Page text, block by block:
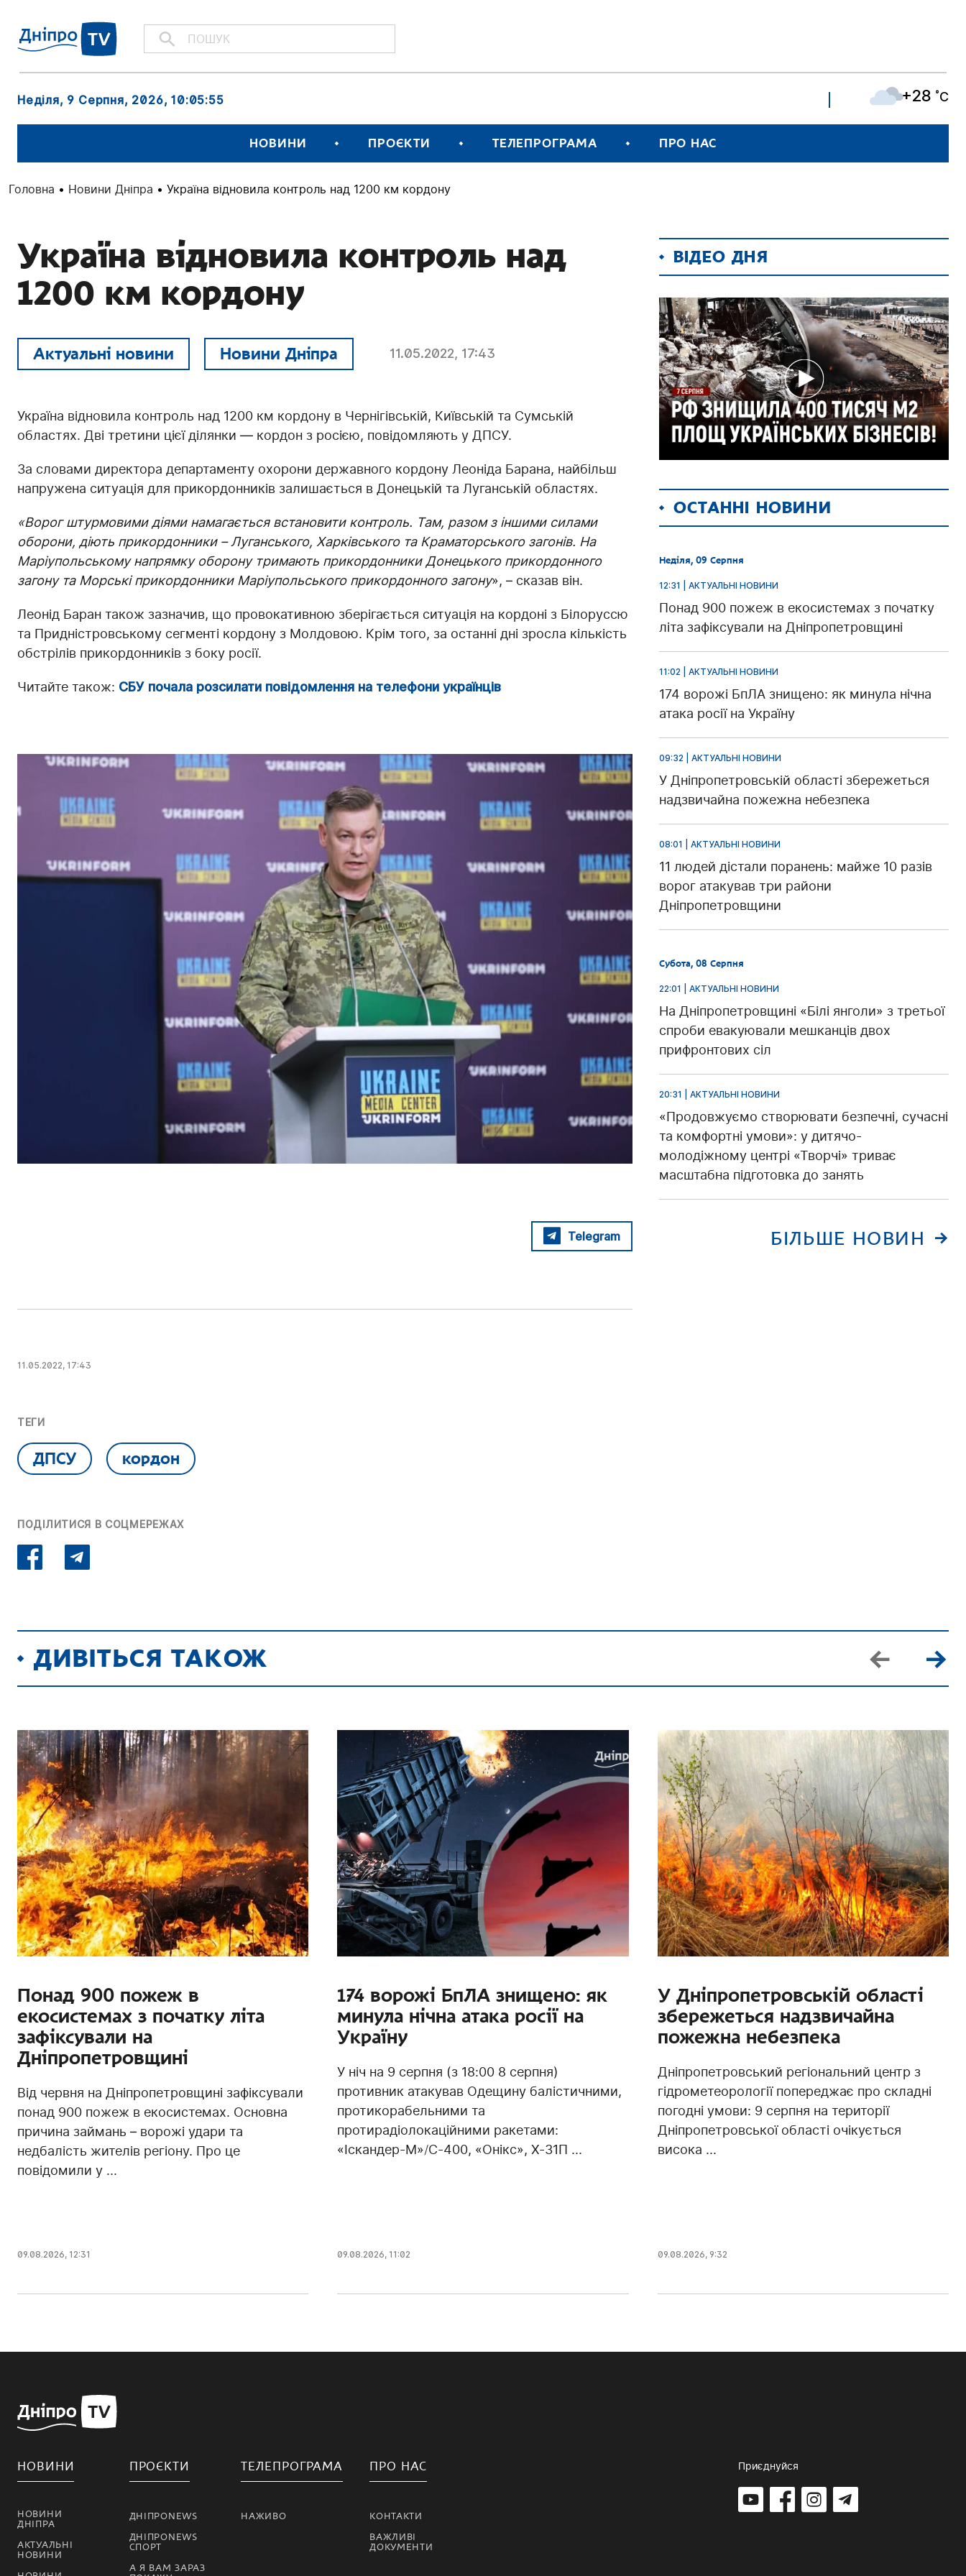
Неділя, 9 Серпня, 2026, 10:05:56 +28 ˚C
НОВИНИ ПРОЄКТИ ТЕЛЕПРОГРАМА ПРО НАС
Головна • Новини Дніпра • Україна відновила контроль над 1200 км кордону
Україна відновила контроль над
1200 км кордону
Актуальні новини Новини Дніпра 11.05.2022, 17:43
Україна відновила контроль над 1200 км кордону в Чернігівській, Київській та Сумській
областях. Дві третини цієї ділянки — кордон з росією, повідомляють у ДПСУ.
За словами директора департаменту охорони державного кордону Леоніда Барана, найбільш
напружена ситуація для прикордонників залишається в Донецькій та Луганській областях.
«Ворог штурмовими діями намагається встановити контроль. Там, разом з іншими силами
оборони, діють прикордонники – Луганського, Харківського та Краматорського загонів. На
Маріупольському напрямку оборону тримають прикордонники Донецького прикордонного
загону та Морські прикордонники Маріупольського прикордонного загону», – сказав він.
Леонід Баран також зазначив, що провокативною зберігається ситуація на кордоні з Білоруссю
та Придністровському сегменті кордону з Молдовою. Крім того, за останні дні зросла кількість
обстрілів прикордонників з боку росії.
Читайте також: СБУ почала розсилати повідомлення на телефони українців
Telegram
11.05.2022, 17:43
ТЕГИ
ДПСУ кордон
ПОДІЛИТИСЯ В СОЦМЕРЕЖАХ
ВІДЕО ДНЯ
ОСТАННІ НОВИНИ
Неділя, 09 Серпня
12:31 | АКТУАЛЬНІ НОВИНИ
Понад 900 пожеж в екосистемах з початку
літа зафіксували на Дніпропетровщині
11:02 | АКТУАЛЬНІ НОВИНИ
174 ворожі БпЛА знищено: як минула нічна
атака росії на Україну
09:32 | АКТУАЛЬНІ НОВИНИ
У Дніпропетровській області збережеться
надзвичайна пожежна небезпека
08:01 | АКТУАЛЬНІ НОВИНИ
11 людей дістали поранень: майже 10 разів
ворог атакував три райони
Дніпропетровщини
Субота, 08 Серпня
22:01 | АКТУАЛЬНІ НОВИНИ
На Дніпропетровщині «Білі янголи» з третьої
спроби евакуювали мешканців двох
прифронтових сіл
20:31 | АКТУАЛЬНІ НОВИНИ
«Продовжуємо створювати безпечні, сучасні
та комфортні умови»: у дитячо-
молодіжному центрі «Творчі» триває
масштабна підготовка до занять
БІЛЬШЕ НОВИН
ДИВІТЬСЯ ТАКОЖ
Понад 900 пожеж в
екосистемах з початку літа
зафіксували на
Дніпропетровщині
Від червня на Дніпропетровщині зафіксували
понад 900 пожеж в екосистемах. Основна
причина займань – ворожі удари та
недбалість жителів регіону. Про це
повідомили у ...
09.08.2026, 12:31
174 ворожі БпЛА знищено: як
минула нічна атака росії на
Україну
У ніч на 9 серпня (з 18:00 8 серпня)
противник атакував Одещину балістичними,
протикорабельними та
протирадіолокаційними ракетами:
«Іскандер-М»/С-400, «Онікс», Х-31П ...
09.08.2026, 11:02
У Дніпропетровській області
збережеться надзвичайна
пожежна небезпека
Дніпропетровський регіональний центр з
гідрометеорології попереджає про складні
погодні умови: 9 серпня на території
Дніпропетровської області очікується
висока ...
09.08.2026, 9:32
НОВИНИ
НОВИНИ
ДНІПРА
АКТУАЛЬНІ
НОВИНИ
ПРОЄКТИ
ДНІПРОNEWS
ДНІПРОNEWS
СПОРТ
А Я ВАМ ЗАРАЗ
ТЕЛЕПРОГРАМА
НАЖИВО
ПРО НАС
КОНТАКТИ
ВАЖЛИВІ
ДОКУМЕНТИ
Приєднуйся